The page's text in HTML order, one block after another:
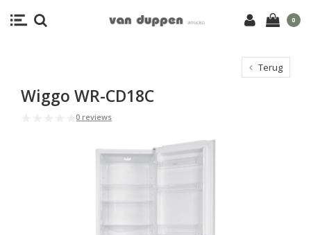
0
Terug
Wiggo WR-CD18C
0 reviews